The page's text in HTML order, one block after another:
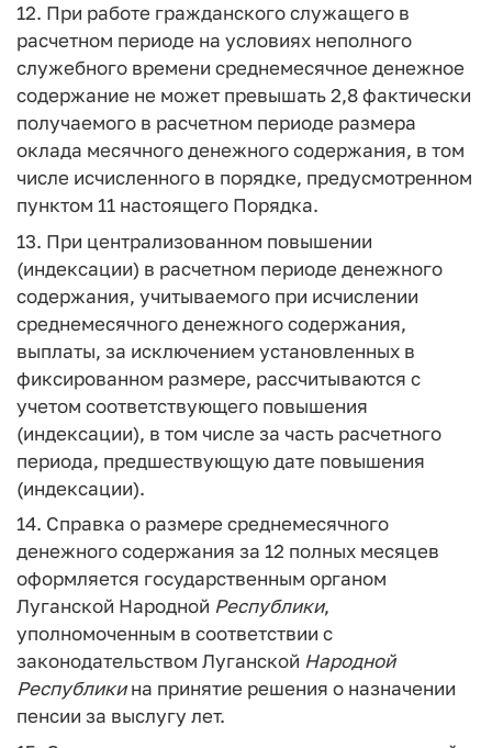
12. При работе гражданского служащего в
расчетном периоде на условиях неполного
служебного времени среднемесячное денежное
содержание не может превышать 2,8 фактически
получаемого в расчетном периоде размера
оклада месячного денежного содержания, в том
числе исчисленного в порядке, предусмотренном
пунктом 11 настоящего Порядка.
13. При централизованном повышении
(индексации) в расчетном периоде денежного
содержания, учитываемого при исчислении
среднемесячного денежного содержания,
выплаты, за исключением установленных в
фиксированном размере, рассчитываются с
учетом соответствующего повышения
(индексации), в том числе за часть расчетного
периода, предшествующую дате повышения
(индексации).
14. Справка о размере среднемесячного
денежного содержания за 12 полных месяцев
оформляется государственным органом
Луганской Народной Республики,
уполномоченным в соответствии с
законодательством Луганской Народной
Республикина принятие решения о назначении
пенсии за выслугу лет.